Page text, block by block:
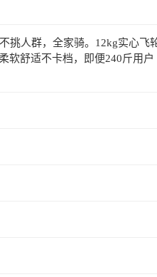
挑人群，全家骑。12kg实心飞
软舒适不卡档，即便240斤用户